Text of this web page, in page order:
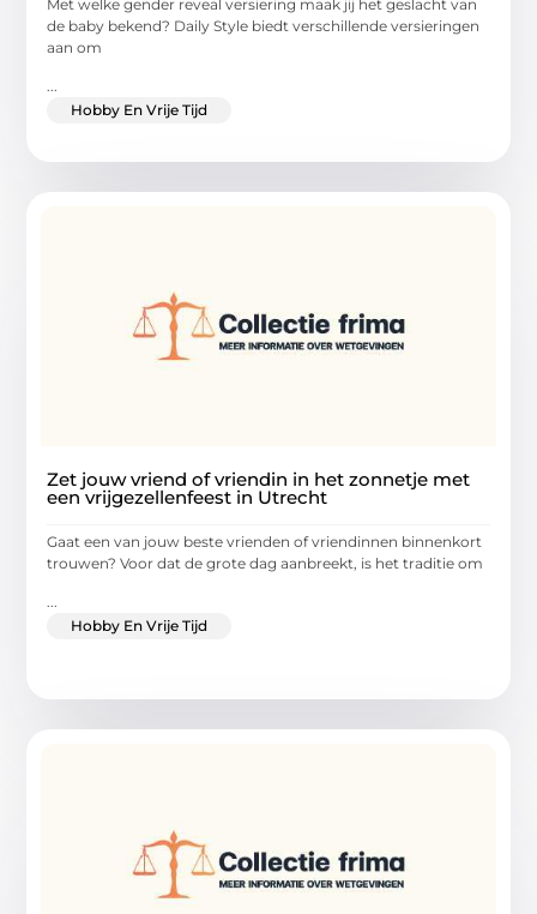
Met welke gender reveal versiering maak jij het geslacht van
de baby bekend? Daily Style biedt verschillende versieringen
aan om
...
Hobby En Vrije Tijd
Zet jouw vriend of vriendin in het zonnetje met
een vrijgezellenfeest in Utrecht
Gaat een van jouw beste vrienden of vriendinnen binnenkort
trouwen? Voor dat de grote dag aanbreekt, is het traditie om
...
Hobby En Vrije Tijd